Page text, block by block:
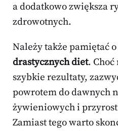
a dodatkowo zwiększa
zdrowotnych.
Należy także pamiętać
drastycznych diet. Choć
szybkie rezultaty,
powrotem do dawnych
żywieniowych i
Zamiast tego warto